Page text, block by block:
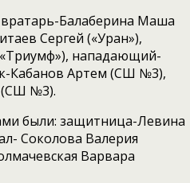
Балаберина Маша
Сергей («Уран»),
нападающий-
Кабанов Артем (СШ №3),
(СШ №3).
были: защитница-Левина
Соколова Валерия
Варвара